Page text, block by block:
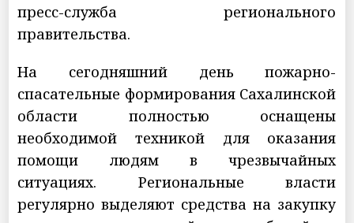
пресс-служба регионального
правительства.
На сегодняшний день пожарно-
спасательные формирования Сахалинской
области полностью оснащены
необходимой техникой для оказания
помощи людям в чрезвычайных
ситуациях. Региональные власти
регулярно выделяют средства на закупку